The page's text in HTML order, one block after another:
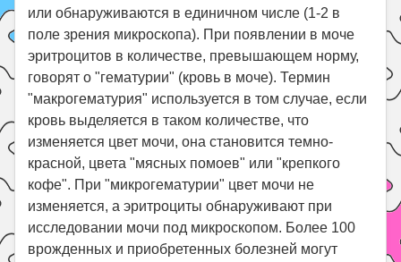
или обнаруживаются в единичном числе (1-2 в
поле зрения микроскопа). При появлении в моче
эритроцитов в количестве, превышающем норму,
говорят о "гематурии" (кровь в моче). Термин
"макрогематурия" используется в том случае, если
кровь выделяется в таком количестве, что
изменяется цвет мочи, она становится темно-
красной, цвета "мясных помоев" или "крепкого
кофе". При "микрогематурии" цвет мочи не
изменяется, а эритроциты обнаруживают при
исследовании мочи под микроскопом. Более 100
врожденных и приобретенных болезней могут